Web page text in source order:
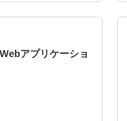
アプリケーショ